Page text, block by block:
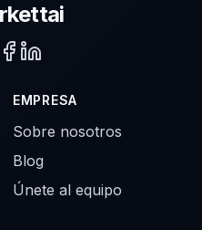
EMPRESA
Sobre nosotros
Blog
Únete al equipo